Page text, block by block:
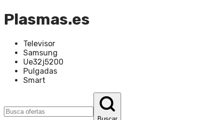
Plasmas.es
Televisor
Samsung
Ue32j5200
Pulgadas
Smart